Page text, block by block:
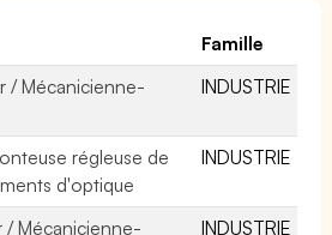
Famille
/ Mécanicienne-
INDUSTRIE
régleuse de
d'optique
INDUSTRIE
/ Mécanicienne-
INDUSTRIE